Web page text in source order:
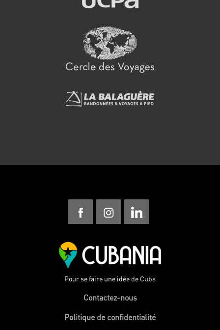
Pour se faire une idée de Cuba
Contactez-nous
Politique de confidentialité